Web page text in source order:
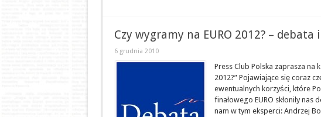
Czy wygramy na EURO 2012? –
6 grudnia 2010
Press Club Polska zaprasza na
2012?” Pojawiające się coraz
ewentualnych korzyści, które
finałowego EURO skłoniły
nam w tym eksperci: Andrzej